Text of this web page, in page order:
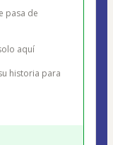
pasa de
aquí
historia para